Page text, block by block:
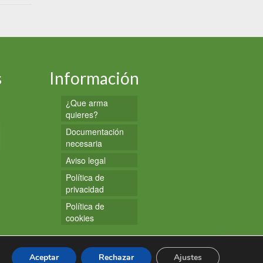
Información
¿Que arma
quieres?
Documentación
necesaria
Aviso legal
Política de
privacidad
Política de
cookies
Aceptar Rechazar Ajustes